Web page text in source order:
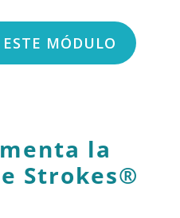
MÓDULO
la
Strokes®